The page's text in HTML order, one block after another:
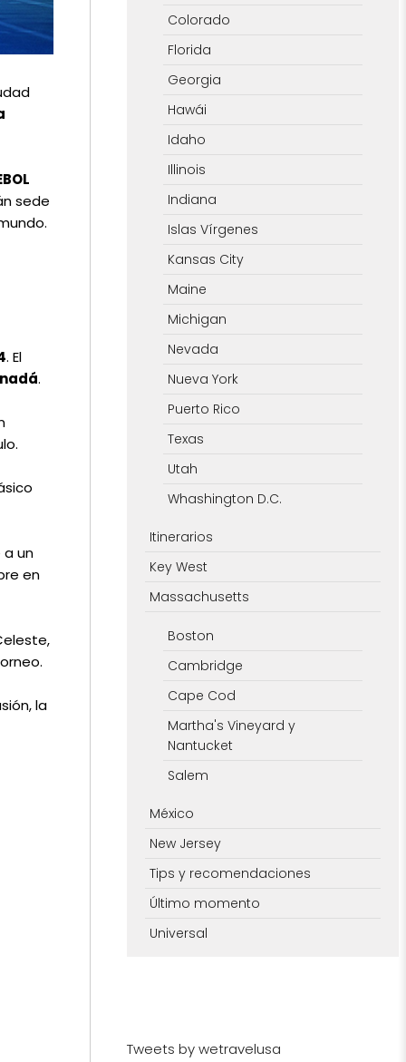
sede
. El
.
un
en
la
Colorado
Florida
Georgia
Hawái
Idaho
Illinois
Indiana
Islas Vírgenes
Kansas City
Maine
Michigan
Nevada
Nueva York
Puerto Rico
Texas
Utah
Whashington D.C.
Itinerarios
Key West
Massachusetts
Boston
Cambridge
Cape Cod
Martha's Vineyard y
Nantucket
Salem
México
New Jersey
Tips y recomendaciones
Último momento
Universal
Tweets by wetravelusa